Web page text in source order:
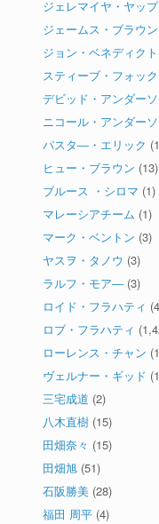
ジェレマイヤ・ヤップ
ジェームス・ブラウン
ジョン・ベネディクト
スティーブ・フォッ
デビッド・アンダー
ニコール・アンダー
パスタ―・エリック
ヒュー・ブラウン (13)
ブルース ・シロマ (1)
マレーシアチーム (1)
マーク・ベントン (3)
ヤスヲ・タノウ (3)
ラルフ・モア― (3)
ロイド・フラハティ
ロブ・フラハティ
ローレンス・チャン
ヴェルナー・ギッド
三宅成道 (2)
八木直樹 (15)
田畑奈々 (15)
田畑旭 (51)
石阪勝美 (28)
福田 周平 (4)